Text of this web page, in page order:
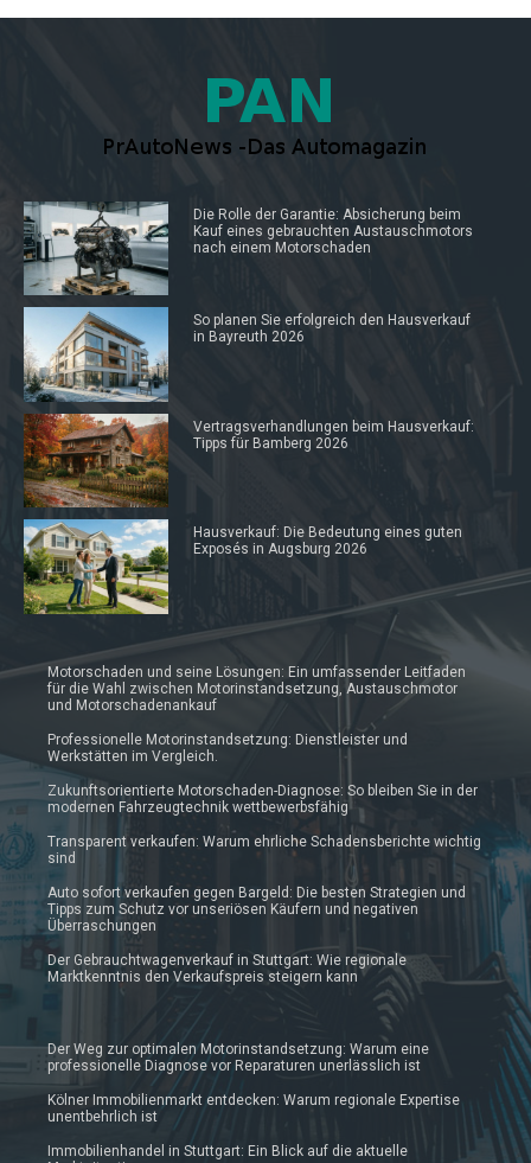
Die Rolle der Garantie: Absicherung beim
Kauf eines gebrauchten Austauschmotors
nach einem Motorschaden
So planen Sie erfolgreich den Hausverkauf
in Bayreuth 2026
Vertragsverhandlungen beim Hausverkauf:
Tipps für Bamberg 2026
Hausverkauf: Die Bedeutung eines guten
Exposés in Augsburg 2026
Motorschaden und seine Lösungen: Ein umfassender Leitfaden
für die Wahl zwischen Motorinstandsetzung, Austauschmotor
und Motorschadenankauf
Professionelle Motorinstandsetzung: Dienstleister und
Werkstätten im Vergleich.
Zukunftsorientierte Motorschaden-Diagnose: So bleiben Sie in der
modernen Fahrzeugtechnik wettbewerbsfähig
Transparent verkaufen: Warum ehrliche Schadensberichte wichtig
sind
Auto sofort verkaufen gegen Bargeld: Die besten Strategien und
Tipps zum Schutz vor unseriösen Käufern und negativen
Überraschungen
Der Gebrauchtwagenverkauf in Stuttgart: Wie regionale
Marktkenntnis den Verkaufspreis steigern kann
Der Weg zur optimalen Motorinstandsetzung: Warum eine
professionelle Diagnose vor Reparaturen unerlässlich ist
Kölner Immobilienmarkt entdecken: Warum regionale Expertise
unentbehrlich ist
Immobilienhandel in Stuttgart: Ein Blick auf die aktuelle